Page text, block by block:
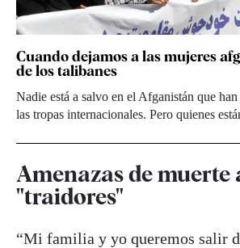
Cuando dejamos a las mujeres
de los talibanes
Nadie está a salvo en el Afganistán que
las tropas internacionales. Pero quienes
Amenazas de muerte
"traidores"
“Mi familia y yo queremos salir